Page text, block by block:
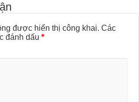
được hiển thị công khai. Các
đánh dấu*